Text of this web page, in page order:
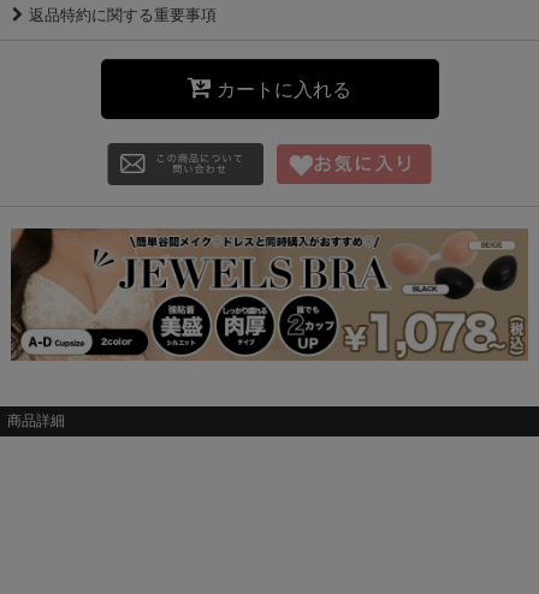
返品特約に関する重要事項
カートに入れる
商品詳細